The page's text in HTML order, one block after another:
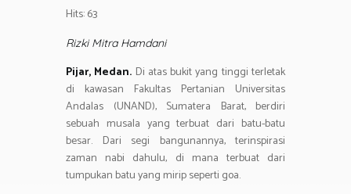
o
ok A
p
p
m
ar
e
Hits: 63
Rizki Mitra Hamdani
Pijar, Medan. Di atas bukit yang tinggi terletak
di kawasan Fakultas Pertanian Universitas
Andalas (UNAND), Sumatera Barat, berdiri
sebuah musala yang terbuat dari batu-batu
besar. Dari segi bangunannya, terinspirasi
zaman nabi dahulu, di mana terbuat dari
tumpukan batu yang mirip seperti goa.